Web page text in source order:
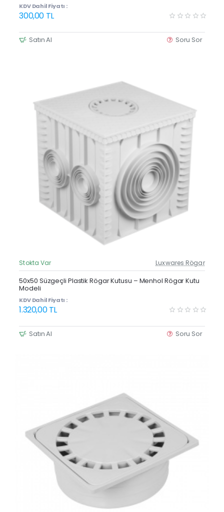
KDV Dahil Fiyatı :
300,00 TL
Satın Al Soru Sor
Güncel Fiyat
Yeni Ürün
Stokta Var Luxwares Rögar
50x50 Süzgeçli Plastik Rögar Kutusu – Menhol Rögar Kutu
Modeli
KDV Dahil Fiyatı :
1.320,00 TL
Satın Al Soru Sor